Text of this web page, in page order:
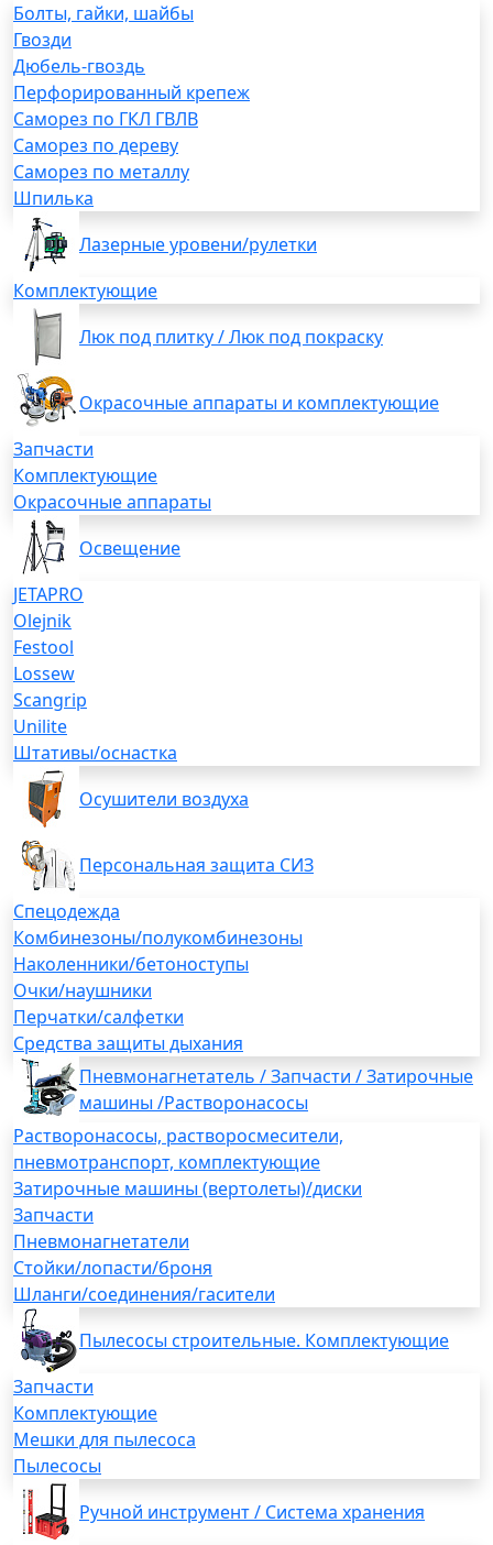
Болты, гайки, шайбы
Гвозди
Дюбель-гвоздь
Перфорированный крепеж
Саморез по ГКЛ ГВЛВ
Саморез по дереву
Саморез по металлу
Шпилька
Лазерные уровени/рулетки
Комплектующие
Люк под плитку / Люк под покраску
Окрасочные аппараты и комплектующие
Запчасти
Комплектующие
Окрасочные аппараты
Освещение
JETAPRO
Olejnik
Festool
Lossew
Scangrip
Unilite
Штативы/оснастка
Осушители воздуха
Персональная защита СИЗ
Спецодежда
Комбинезоны/полукомбинезоны
Наколенники/бетоноступы
Очки/наушники
Перчатки/салфетки
Средства защиты дыхания
Пневмонагнетатель / Запчасти / Затирочные
машины /Растворонасосы
Растворонасосы, растворосмесители,
пневмотранспорт, комплектующие
Затирочные машины (вертолеты)/диски
Запчасти
Пневмонагнетатели
Стойки/лопасти/броня
Шланги/соединения/гасители
Пылесосы строительные. Комплектующие
Запчасти
Комплектующие
Мешки для пылесоса
Пылесосы
Ручной инструмент / Система хранения